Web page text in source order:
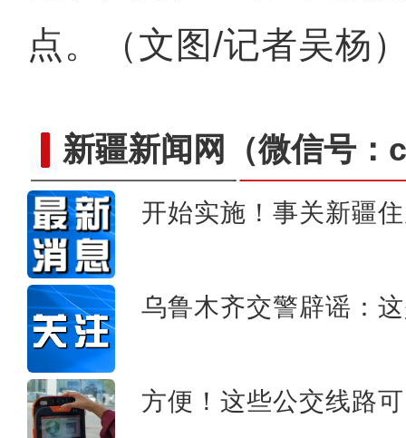
点。（文图/记者吴杨
新疆新闻网 （微信号
开始实施！事关新疆
乌鲁木齐交警辟谣：
方便！这些公交线路可